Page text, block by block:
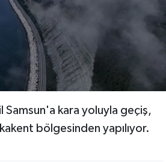
Samsun'a kara yoluyla geçiş,
bölgesinden yapılıyor.